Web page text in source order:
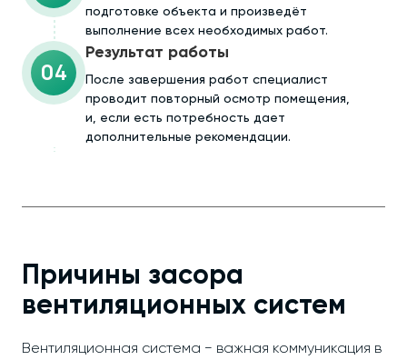
подготовке объекта и произведёт
выполнение всех необходимых работ.
04
Результат работы
После завершения работ специалист
проводит повторный осмотр помещения,
и, если есть потребность дает
дополнительные рекомендации.
Причины засора
вентиляционных систем
Вентиляционная система − важная коммуникация в